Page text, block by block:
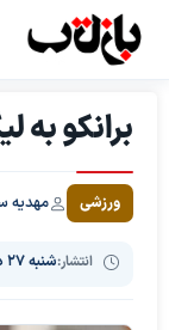
برانکو به
ورزشی مهدیه
انتشار:شنبه ۲۷ دی ۱۴۰۴، ساعت ۱۹:۱۲